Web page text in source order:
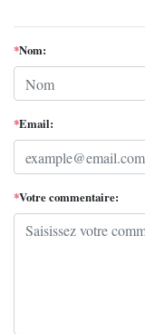
*Nom:
*Email:
*Votre commentaire: